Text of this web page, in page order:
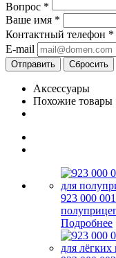
Вопрос *
Ваше имя *
Контактный телефон *
E-mail
Отправить Сбросить
Аксессуары
Похожие товары
923 000
Подробнее